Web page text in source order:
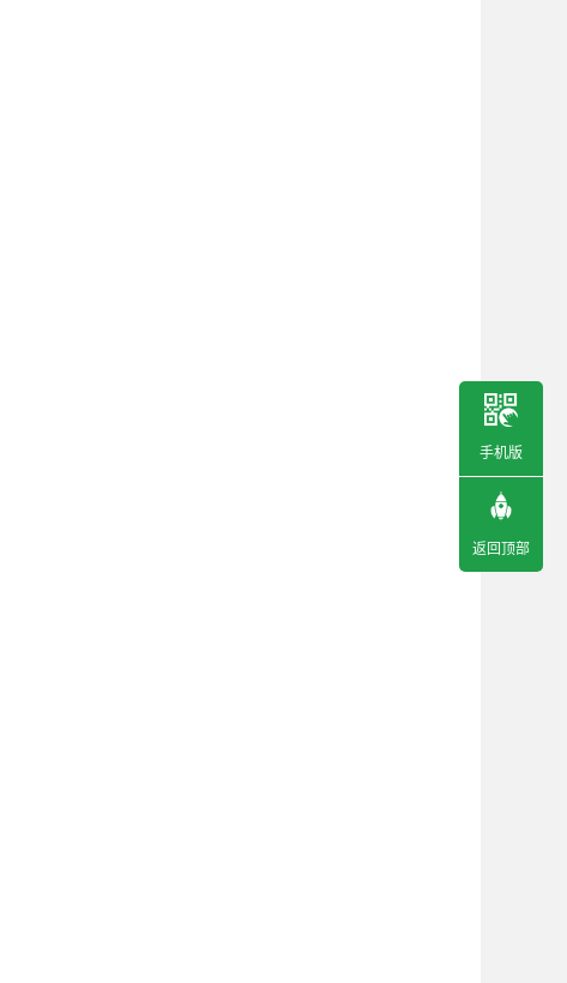
手机版
返回顶部